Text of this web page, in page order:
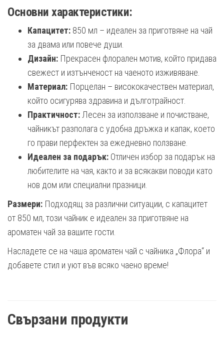
Основни характеристики:
Капацитет: 850 мл – идеален за приготвяне на чай
за двама или повече души.
Дизайн: Прекрасен флорален мотив, който придава
свежест и изтънченост на чаеното изживяване.
Материал: Порцелан – висококачествен материал,
който осигурява здравина и дълготрайност.
Практичност: Лесен за използване и почистване,
чайникът разполага с удобна дръжка и капак, което
го прави перфектен за ежедневно ползване.
Идеален за подарък: Отличен избор за подарък на
любителите на чая, както и за всякакви поводи като
нов дом или специални празници.
Размери: Подходящ за различни ситуации, с капацитет
от 850 мл, този чайник е идеален за приготвяне на
ароматен чай за вашите гости.
Насладете се на чаша ароматен чай с чайника „Флора“ и
добавете стил и уют във всяко чаено време!
Свързани продукти